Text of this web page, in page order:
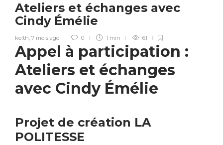
Ateliers et échanges avec
Cindy Émélie
keith, 7 mois ago 0 1 min 61
Appel à participation :
Ateliers et échanges
avec Cindy Émélie
Projet de création LA
POLITESSE